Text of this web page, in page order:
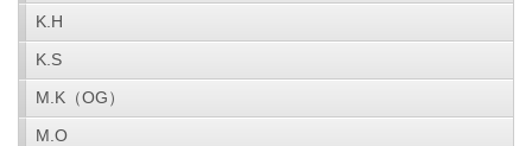
K.H
K.S
M.K（OG）
M.O